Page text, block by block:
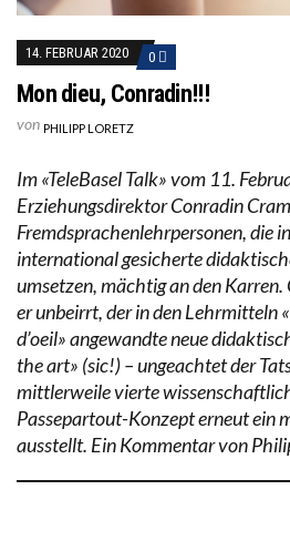
14. FEBRUAR 2020 0
Mon dieu, Conradin!!!
von PHILIPP LORETZ
Im «TeleBasel Talk» vom 11.
Erziehungsdirektor Conradin
Fremdsprachenlehrpersonen, die
international gesicherte
umsetzen, mächtig an den
er unbeirrt, der in den Lehrmitteln
d’oeil» angewandte neue
the art» (sic!) – ungeachtet der
mittlerweile vierte
Passepartout-Konzept erneut ein
ausstellt. Ein Kommentar von